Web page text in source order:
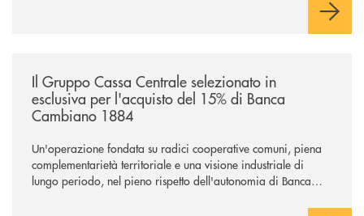
Il Gruppo Cassa Centrale selezionato in
esclusiva per l'acquisto del 15% di Banca
Cambiano 1884
Un'operazione fondata su radici cooperative comuni, piena
complementarietà territoriale e una visione industriale di
lungo periodo, nel pieno rispetto dell'autonomia di Banca